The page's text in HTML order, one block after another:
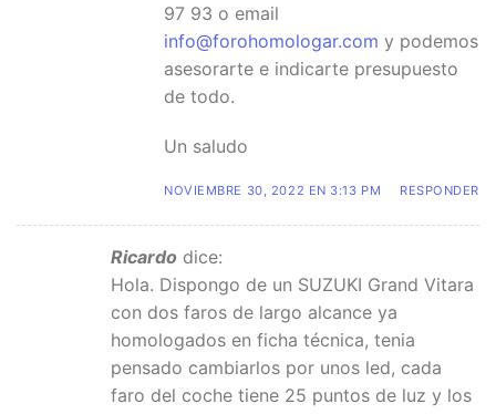
97 93 o email
info@forohomologar.com y podemos
asesorarte e indicarte presupuesto
de todo.
Un saludo
NOVIEMBRE 30, 2022 EN 3:13 PM RESPONDER
Ricardo dice:
Hola. Dispongo de un SUZUKI Grand Vitara
con dos faros de largo alcance ya
homologados en ficha técnica, tenia
pensado cambiarlos por unos led, cada
faro del coche tiene 25 puntos de luz y los